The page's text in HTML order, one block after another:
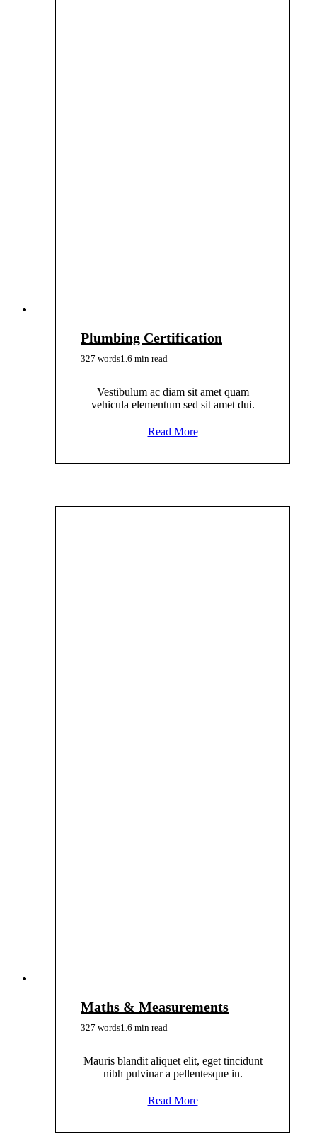
Plumbing Certification
327 words1.6 min read
Vestibulum ac diam sit amet quam
vehicula elementum sed sit amet dui.
Read More
Maths & Measurements
327 words1.6 min read
Mauris blandit aliquet elit, eget tincidunt
nibh pulvinar a pellentesque in.
Read More